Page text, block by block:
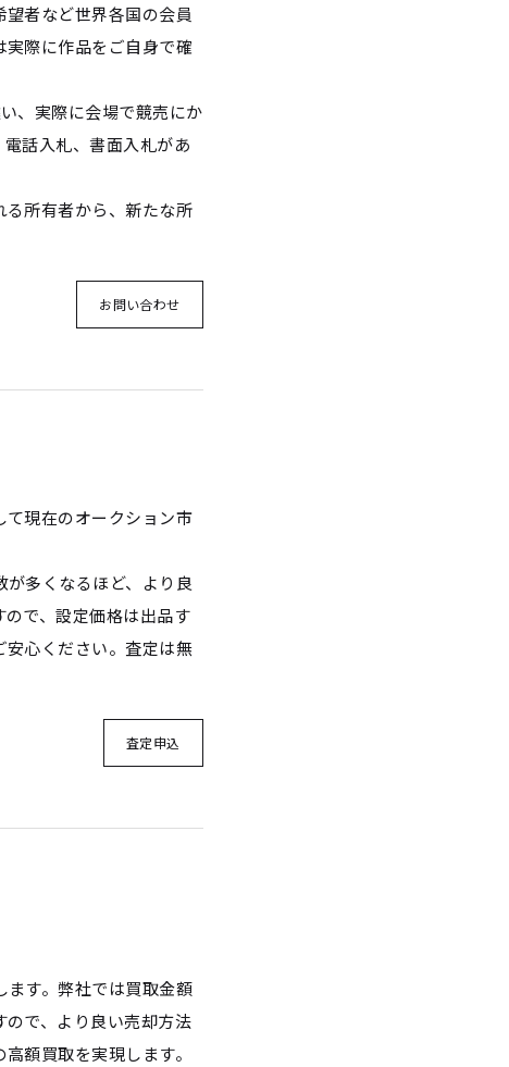
者など世界各国の会員
際に作品をご自身で確
、実際に会場で競売にか
話入札、書面入札があ
所有者から、新たな所
お問い合わせ
て現在のオークション市
多くなるほど、より良
で、設定価格は出品す
心ください。査定は無
査定申込
ます。弊社では買取金額
で、より良い売却方法
額買取を実現します。